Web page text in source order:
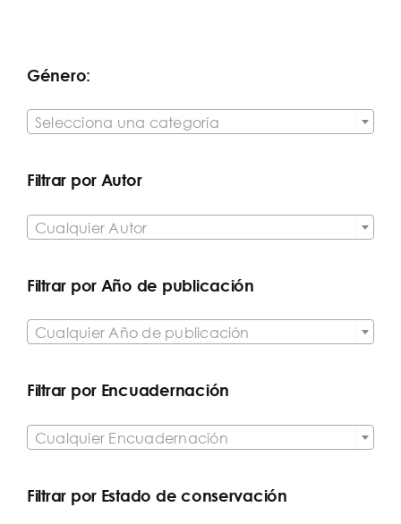
Género:
Selecciona una categoría
Filtrar por Autor
Cualquier Autor
Filtrar por Año de publicación
Cualquier Año de publicación
Filtrar por Encuadernación
Cualquier Encuadernación
Filtrar por Estado de conservación